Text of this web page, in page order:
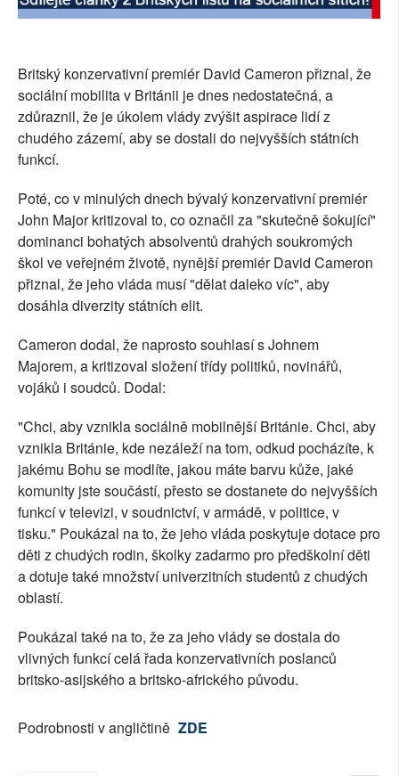
SOCIÁLNÍ SÍTĚ
PLNÁ VERZE STRÁNEK
Britský konzervativní premiér David Cameron přiznal, že
sociální mobilita v Británii je dnes nedostatečná, a
zdůraznil, že je úkolem vlády zvýšit aspirace lidí z
chudého zázemí, aby se dostali do nejvyšších státních
funkcí.
Poté, co v minulých dnech bývalý konzervativní premiér
John Major kritizoval to, co označil za "skutečně šokující"
dominanci bohatých absolventů drahých soukromých
škol ve veřejném životě, nynější premiér David Cameron
přiznal, že jeho vláda musí "dělat daleko víc", aby
dosáhla diverzity státních elit.
Cameron dodal, že naprosto souhlasí s Johnem
Majorem, a kritizoval složení třídy politiků, novinářů,
vojáků i soudců. Dodal:
"Chci, aby vznikla sociálně mobilnější Británie. Chci, aby
vznikla Británie, kde nezáleží na tom, odkud pocházíte, k
jakému Bohu se modlíte, jakou máte barvu kůže, jaké
komunity jste součástí, přesto se dostanete do nejvyšších
funkcí v televizi, v soudnictví, v armádě, v politice, v
tisku." Poukázal na to, že jeho vláda poskytuje dotace pro
děti z chudých rodin, školky zadarmo pro předškolní děti
a dotuje také množství univerzitních studentů z chudých
oblastí.
Poukázal také na to, že za jeho vlády se dostala do
vlivných funkcí celá řada konzervativních poslanců
britsko-asijského a britsko-afrického původu.
Podrobnosti v angličtině ZDE